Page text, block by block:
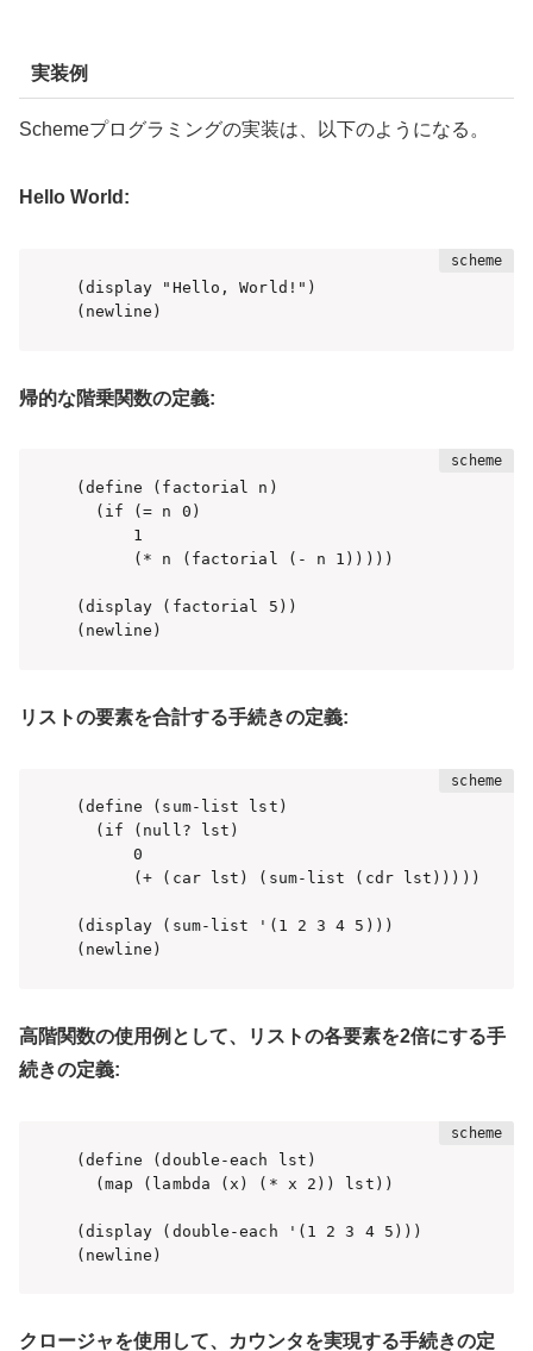
実装例
Schemeプログラミングの実装は、以下のようになる。
Hello World:
(display "Hello, World!")
帰的な階乗関数の定義:
(define (factorial n)
  (if (= n 0)
      1
      (* n (factorial (- n 1)))))
(display (factorial 5))
リストの要素を合計する手続きの定義:
(define (sum-list lst)
  (if (null? lst)
      0
      (+ (car lst) (sum-list (cdr lst)))))
(display (sum-list '(1 2 3 4 5)))
高階関数の使用例として、リストの各要素を2倍にする手
続きの定義:
(define (double-each lst)
  (map (lambda (x) (* x 2)) lst))
(display (double-each '(1 2 3 4 5)))
クロージャを使用して、カウンタを実現する手続きの定